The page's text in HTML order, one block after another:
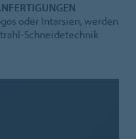
oder Intarsien, werden
Schneidetechnik